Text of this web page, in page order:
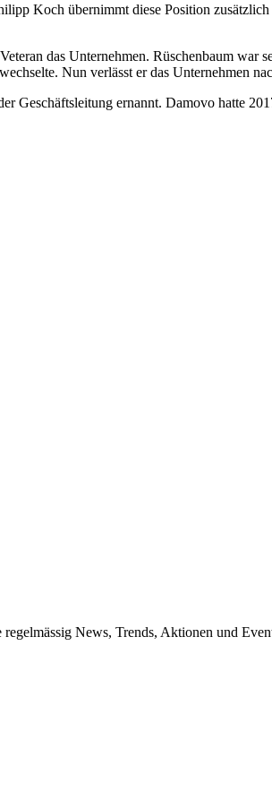
Koch übernimmt diese Position
das Unternehmen. Rüschenbaum
Nun verlässt er das Unternehmen
Geschäftsleitung ernannt. Damovo hatte
News, Trends, Aktionen und